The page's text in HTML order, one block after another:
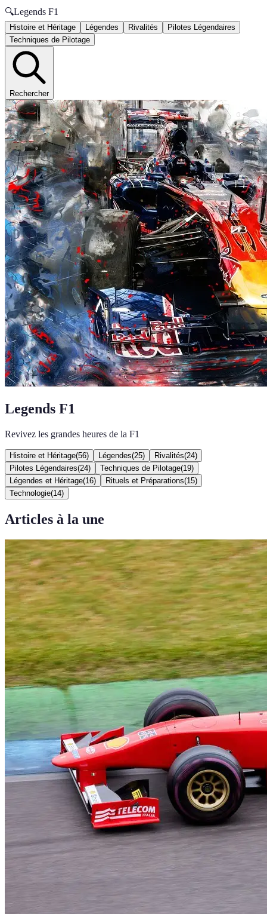
🔍Legends F1
Histoire et Héritage Légendes Rivalités
Pilotes Légendaires
Techniques de Pilotage
Rechercher
Legends F1
Revivez les grandes heures de la F1
Histoire et Héritage(56) Légendes(25) Rivalités(24)
Pilotes Légendaires(24) Techniques de Pilotage(19)
Légendes et Héritage(16) Rituels et Préparations(15)
Technologie(14)
Articles à la une